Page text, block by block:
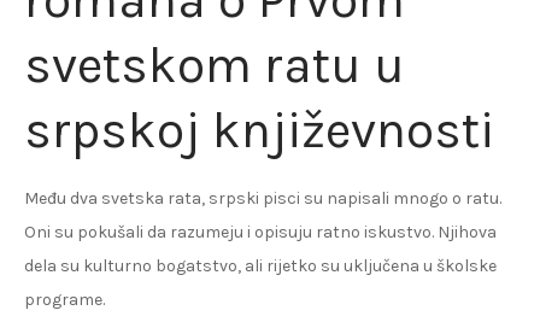
svetskom ratu u
srpskoj književnosti
Među dva svetska rata, srpski pisci su napisali mnogo o ratu.
Oni su pokušali da razumeju i opisuju ratno iskustvo. Njihova
dela su kulturno bogatstvo, ali rijetko su uključena u školske
programe.